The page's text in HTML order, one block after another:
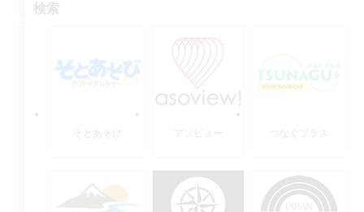
検索
そとあそび アソビュー つなぐプラス